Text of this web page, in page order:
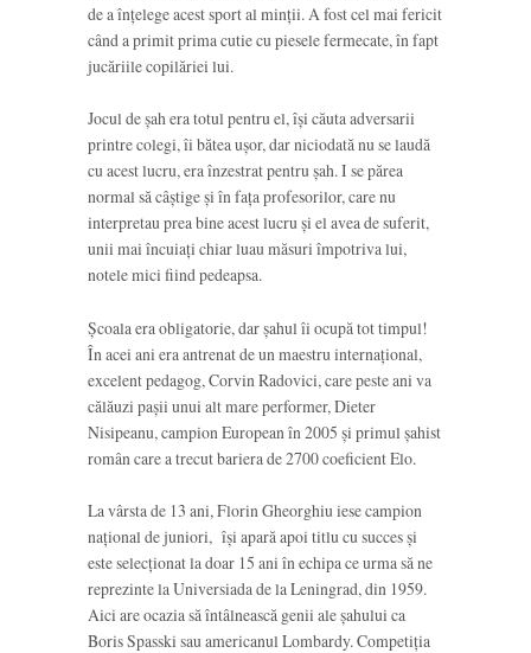
de a înţelege acest sport al minţii. A fost cel mai fericit
când a primit prima cutie cu piesele fermecate, în fapt
jucăriile copilăriei lui.
Jocul de şah era totul pentru el, îşi căuta adversarii
printre colegi, îi bătea uşor, dar niciodată nu se laudă
cu acest lucru, era înzestrat pentru şah. I se părea
normal să câştige şi în faţa profesorilor, care nu
interpretau prea bine acest lucru şi el avea de suferit,
unii mai încuiaţi chiar luau măsuri împotriva lui,
notele mici fiind pedeapsa.
Şcoala era obligatorie, dar şahul îi ocupă tot timpul!
În acei ani era antrenat de un maestru internaţional,
excelent pedagog, Corvin Radovici, care peste ani va
călăuzi paşii unui alt mare performer, Dieter
Nisipeanu, campion European în 2005 şi primul şahist
român care a trecut bariera de 2700 coeficient Elo.
La vârsta de 13 ani, Florin Gheorghiu iese campion
naţional de juniori, îşi apară apoi titlu cu succes şi
este selecţionat la doar 15 ani în echipa ce urma să ne
reprezinte la Universiada de la Leningrad, din 1959.
Aici are ocazia să întâlnească genii ale şahului ca
Boris Spasski sau americanul Lombardy. Competiţia